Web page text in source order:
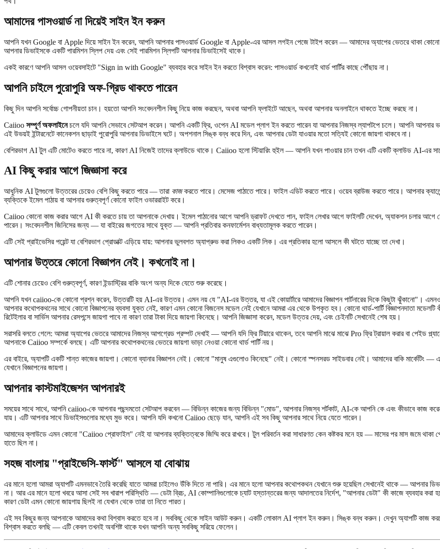
আমাদের পাসওয়ার্ড না দিয়েই সাইন ইন করুন
আপনি যখন Google বা Apple দিয়ে সাইন ইন করেন, আপনি আপনার পাসওয়ার্ড Google বা Apple-এর আসল লগইন পেজে টাইপ করেন — আমাদের অ্যাপের ভেতরে থাকা কোনো
আপনার ডিভাইসকে একটি পারমিশন স্লিপ দেয় এবং সেই পারমিশন স্লিপটি আপনার ডিভাইসেই থাকে।
একই কারণে আপনি আসল ওয়েবসাইটে "Sign in with Google" ব্যবহার করে সাইন ইন করতে বিশ্বাস করেন: পাসওয়ার্ড কখনোই থার্ড পার্টির কাছে পৌঁছায় না।
আপনি চাইলে পুরোপুরি অফ-গ্রিড থাকতে পারেন
কিছু দিন আপনি সর্বোচ্চ গোপনীয়তা চান। হয়তো আপনি সংবেদনশীল কিছু নিয়ে কাজ করছেন, অথবা আপনি ফ্লাইটে আছেন, অথবা আপনার অনলাইনে থাকতে ইচ্ছে করছে না।
Caiioo সম্পূর্ণ অফলাইনেচলে যদি আপনি সেভাবে সেটআপ করেন। আপনি একটি ফ্রি, ওপেন AI মডেল প্লাগ ইন করতে পারেন যা আপনার নিজস্ব ল্যাপটপে চলে। আপনি আপনার
এই উভয়ই ইন্টারনেটে কানেকশন ছাড়াই পুরোপুরি আপনার ডিভাইসে ঘটে। অপশনাল সিঙ্ক বন্ধ করে দিন, এবং আপনার ডেটা যাওয়ার মতো সত্যিই কোনো জায়গা থাকবে না।
বেশিরভাগ AI টুল এটি মোটেও করতে পারে না, কারণ AI নিজেই তাদের ক্লাউডে থাকে। Caiioo হলো স্টিয়ারিং হুইল — আপনি যখন পাওয়ার চান তখন এটি একটি ক্লাউড AI-এর
AI কিছু করার আগে জিজ্ঞাসা করে
আধুনিক AI টুলগুলো উত্তরের চেয়েও বেশি কিছু করতে পারে — তারা কাজকরতে পারে। মেসেজ পাঠাতে পারে। ফাইল এডিট করতে পারে। ওয়েব ব্রাউজ করতে পারে। আপনার
ব্যক্তিকে ইমেল পাঠায় বা আপনার গুরুত্বপূর্ণ কোনো ফাইল ওভাররাইট করে।
Caiioo কোনো কাজ করার আগে AI কী করতে চায় তা আপনাকে দেখায়। ইমেল পাঠানোর আগে আপনি ড্রাফট দেখতে পান, ফাইল লেখার আগে ফাইলটি দেখেন, অ্যাকশন চলার আগে
পারেন। সংবেদনশীল জিনিসের জন্য — যা বাইরের জগতের সাথে যুক্ত — আপনি প্রতিবার কনফার্মেশন বাধ্যতামূলক করতে পারেন।
এটি সেই প্রাইভেসির পয়েন্ট যা বেশিরভাগ প্রোডাক্ট এড়িয়ে যায়: আপনার ভুলবশত অ্যাপ্রুভ করা লিকও একটি লিক। এর প্রতিকার হলো আসলে কী ঘটতে যাচ্ছে তা দেখা।
আপনার উত্তরে কোনো বিজ্ঞাপন নেই। কখনোই না।
এটি শোনার চেয়েও বেশি গুরুত্বপূর্ণ, কারণ ইন্ডাস্ট্রির বাকি অংশ অন্য দিকে যেতে শুরু করেছে।
আপনি যখন caiioo-কে কোনো প্রশ্ন করেন, উত্তরটি হয় AI-এর উত্তর। এমন নয় যে "AI-এর উত্তর, যা এই কোয়ার্টারে আমাদের বিজ্ঞাপন পার্টনারের দিকে কিছুটা ঝুঁকানো"।
আপনার কথোপকথনের সাথে কোনো বিজ্ঞাপনের ব্যবসা যুক্ত নেই, কারণ এমন কোনো বিজনেস মডেল নেই যেখানে আমরা এর থেকে উপকৃত হব। কোনো থার্ড-পার্টি বিজ্ঞাপনদাতা
রিটেইলার বা সার্ভিস আপনার রেসপন্সে জায়গা পাবে না কারণ তারা টাকা দিয়ে জায়গা কিনেছে। আপনি জিজ্ঞাসা করেন, মডেল উত্তর দেয়, এবং চেইনটি সেখানেই শেষ হয়।
সরাসরি বলতে গেলে: আমরা অ্যাপের ভেতরে আমাদের নিজস্ব আপগ্রেড প্রম্পট দেখাই — আপনি যদি ফ্রি টিয়ারে থাকেন, তবে আপনি মাঝে মাঝে Pro ফ্রি ট্রায়াল করার বা পেইড
আপনাকে Caiioo সম্পর্কে বলছে। এটি আপনার কথোপকথনের ভেতরে জায়গা ভাড়া নেওয়া কোনো থার্ড পার্টি নয়।
এর বাইরে, অ্যাপটি একটি শান্ত কাজের জায়গা। কোনো ব্যানার বিজ্ঞাপন নেই। কোনো "মানুষ এগুলোও কিনেছে" নেই। কোনো স্পনসরড সাইডবার নেই। আমাদের বাকি মার্কেটিং
যেখানে বিজ্ঞাপনের জায়গা।
আপনার কাস্টমাইজেশন আপনারই
সময়ের সাথে সাথে, আপনি caiioo-কে আপনার পছন্দমতো সেটআপ করবেন — বিভিন্ন কাজের জন্য বিভিন্ন "মোড", আপনার নিজস্ব শর্টকাট, AI-কে আপনি কে এবং কীভাবে কাজ
যায়। এটি আপনার সাথে ডিভাইসগুলোর মধ্যে মুভ করে। আপনি যদি কখনো Caiioo ছেড়ে যান, আপনি এই সব কিছু আপনার সাথে নিয়ে যেতে পারেন।
আমাদের ক্লাউডে এমন কোনো "Caiioo প্রোফাইল" নেই যা আপনার ব্যক্তিত্বকে জিম্মি করে রাখবে। টুল পরিবর্তন করা সাধারণত কেন কষ্টকর মনে হয় — মাসের পর মাস জমে থাকা
হাতে ছিল না।
সহজ বাংলায় "প্রাইভেসি-ফার্স্ট" আসলে যা বোঝায়
এর মানে হলো আমরা অ্যাপটি এমনভাবে তৈরি করেছি যাতে আমরা চাইলেও উঁকি দিতে না পারি। এর মানে হলো আপনার কথোপকথন যেখানে শুরু হয়েছিল সেখানেই থাকে — আপনার
না। আর এর মানে হলো খবরে আসা সেই সব খারাপ পরিস্থিতি — ডেটা ব্রিচ, AI কোম্পানিগুলোকে চ্যাট হস্তান্তরের জন্য আদালতের নির্দেশ, "আপনার ডেটা" কী কাজে ব্যবহার করা
কারণ ডেটা এমন কোনো জায়গায় ছিলই না যেখান থেকে তারা তা নিতে পারত।
এই সব কিছুর জন্য আপনাকে আমাদের কথা বিশ্বাস করতে হবে না। সবকিছু থেকে সাইন আউট করুন। একটি লোকাল AI প্লাগ ইন করুন। সিঙ্ক বন্ধ করুন। দেখুন অ্যাপটি কাজ করছে
বিশ্বাস করতে বলছি — এটি কেবল তখনই অবশিষ্ট থাকে যখন আপনি অন্য সবকিছু সরিয়ে ফেলেন।